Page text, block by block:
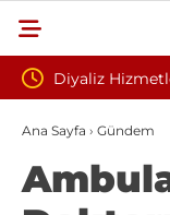
Dönem:
Ana Sayfa › Gündem